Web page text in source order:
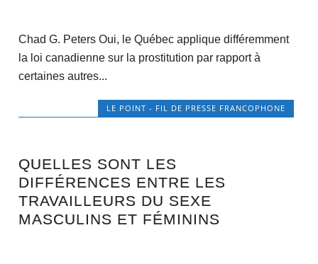
Chad G. Peters Oui, le Québec applique différemment
la loi canadienne sur la prostitution par rapport à
certaines autres...
LE POINT - FIL DE PRESSE FRANCOPHONE
QUELLES SONT LES
DIFFÉRENCES ENTRE LES
TRAVAILLEURS DU SEXE
MASCULINS ET FÉMININS